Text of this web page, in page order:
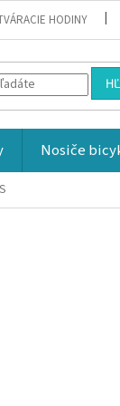
HODINY
Nosiče